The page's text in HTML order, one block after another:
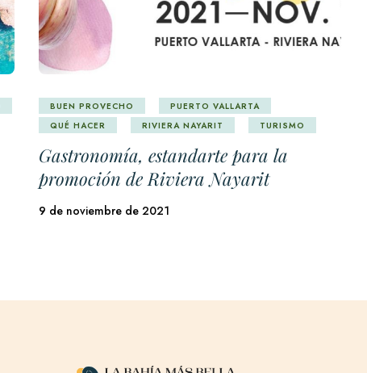
BUEN PROVECHO
PUERTO VALLARTA
QUÉ HACER
RIVIERA NAYARIT TURISMO
Gastronomía, estandarte para la
promoción de Riviera Nayarit
9 de noviembre de 2021